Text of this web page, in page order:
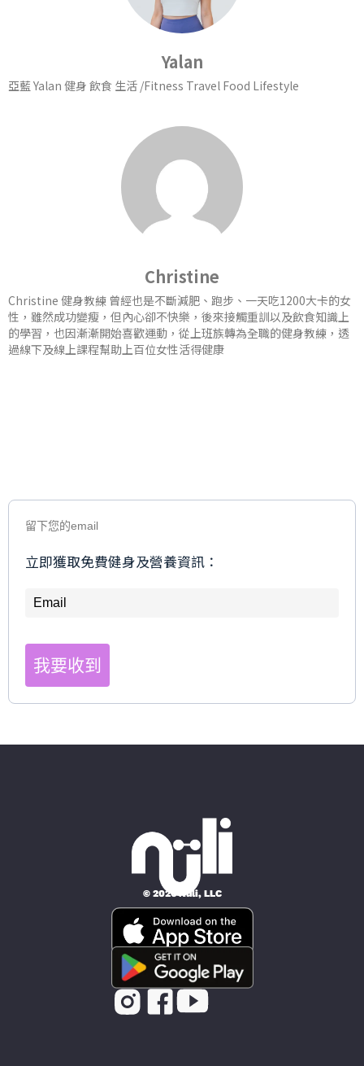
Yalan
亞藍 Yalan 健身 飲食 生活 /Fitness Travel Food Lifestyle
Christine
Christine 健身教練 曾經也是不斷減肥、跑步、一天吃1200大卡的女
性，雖然成功變瘦，但內心卻不快樂，後來接觸重訓以及飲食知識上
的學習，也因漸漸開始喜歡運動，從上班族轉為全職的健身教練，透
過線下及線上課程幫助上百位女性活得健康
留下您的email
立即獲取免費健身及營養資訊：
我要收到
© 2026 Nüli, LLC